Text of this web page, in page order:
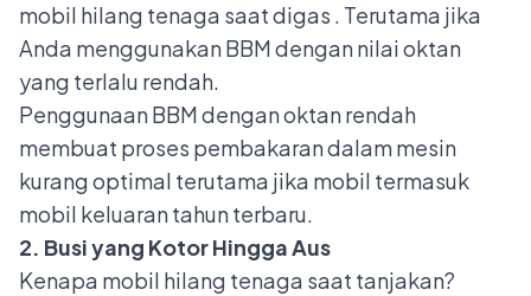
mobil hilang tenaga saat digas . Terutama jika
Anda menggunakan BBM dengan nilai oktan
yang terlalu rendah.
Penggunaan BBM dengan oktan rendah
membuat proses pembakaran dalam mesin
kurang optimal terutama jika mobil termasuk
mobil keluaran tahun terbaru.
2. Busi yang Kotor Hingga Aus
Kenapa mobil hilang tenaga saat tanjakan?